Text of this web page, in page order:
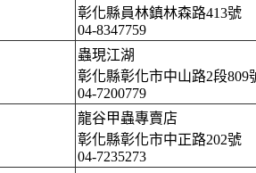
彰化縣員林鎮林森路413號
04-8347759
蟲現江湖
彰化縣彰化市中山路2段809
04-7200779
龍谷甲蟲專賣店
彰化縣彰化市中正路202號
04-7235273